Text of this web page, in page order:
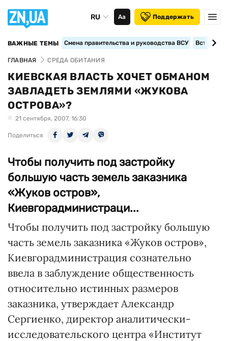
RU Аа Поддержать
ВАЖНЫЕ ТЕМЫ Смена правительства и руководства ВСУ
ГЛАВНАЯ СРЕДА ОБИТАНИЯ
КИЕВСКАЯ ВЛАСТЬ ХОЧЕТ ОБМАНОМ
ЗАВЛАДЕТЬ ЗЕМЛЯМИ «ЖУКОВА
ОСТРОВА»?
21 сентября, 2007, 16:30
Поделиться
Чтобы получить под застройку
большую часть земель заказника
«Жуков остров»,
Киевгорадминистраци...
Чтобы получить под застройку большую
часть земель заказника «Жуков остров»,
Киевгорадминистрация сознательно
ввела в заблуждение общественность
относительно истинных размеров
заказника, утверждает Александр
Сергиенко, директор аналитически-
исследовательского центра «Институт